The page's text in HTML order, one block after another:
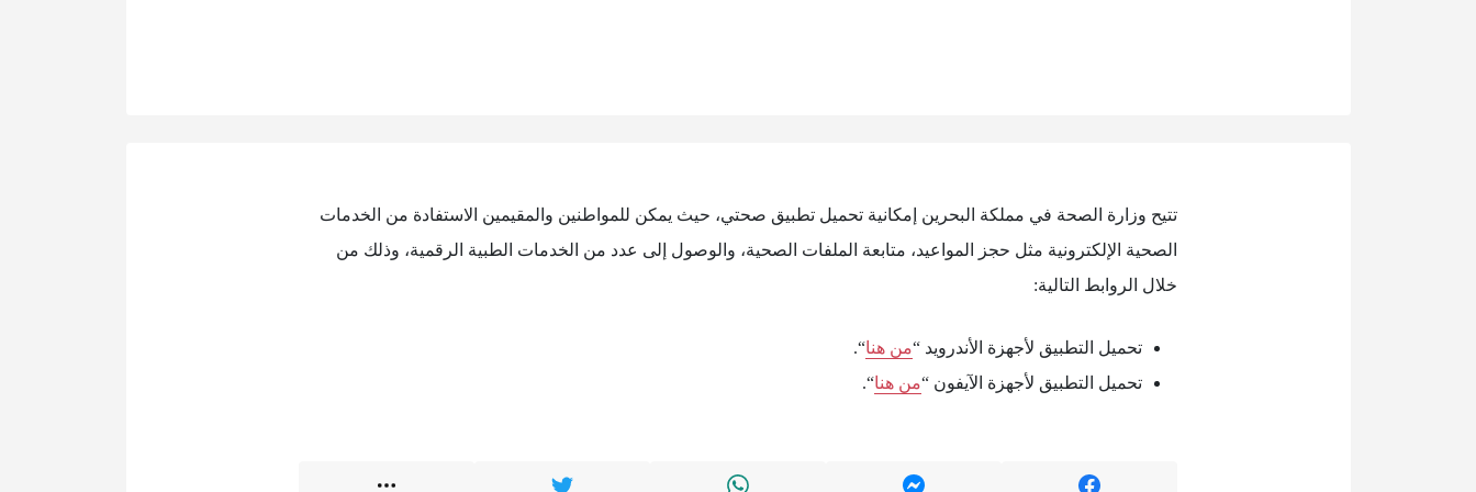
تتيح وزارة الصحة في مملكة البحرين إمكانية تحميل تطبيق صحتي، حيث يمكن للمواطنين والمقيمين الاستفادة من الخدمات
الصحية الإلكترونية مثل حجز المواعيد، متابعة الملفات الصحية، والوصول إلى عدد من الخدمات الطبية الرقمية، وذلك من
خلال الروابط التالية:
تحميل التطبيق لأجهزة الأندرويد “من هنا“.
تحميل التطبيق لأجهزة الآيفون “من هنا“.